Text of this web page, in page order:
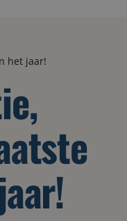
het jaar!